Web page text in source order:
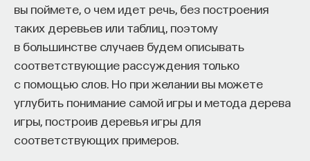
вы поймете, о чем идет речь, без построения
таких деревьев или таблиц, поэтому
в большинстве случаев будем описывать
соответствующие рассуждения только
с помощью слов. Но при желании вы можете
углубить понимание самой игры и метода дерева
игры, построив деревья игры для
соответствующих примеров.